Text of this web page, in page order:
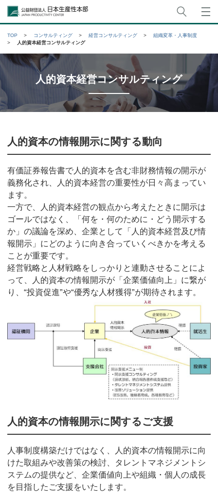
公益財団法人日本生産性本部
TOP コンサルティング 経営コンサルティング
組織変革・人事制度
人的資本経営コンサルティング
人的資本経営コンサルティング
人的資本の情報開示に関する動向
有価証券報告書で人的資本を含む非財務情報の開示が
義務化され、人的資本経営の重要性が日々高まってい
ます。
一方で、人的資本経営の観点から考えたときに開示は
ゴールではなく、「何を・何のために・どう開示する
か」の議論を深め、企業として「人的資本経営及び情
報開示」にどのように向き合っていくべきかを考える
ことが重要です。
経営戦略と人材戦略をしっかりと連動させることによ
って、人的資本の情報開示が「企業価値向上」に繋が
り、“投資促進”や“優秀な人材獲得”が期待されます。
人的資本の情報開示に関するご支援
人事制度構築だけではなく、人的資本の情報開示に向
けた取組みや改善策の検討、タレントマネジメントシ
ステムの提供など、企業価値向上や組織・個人の成長
を目指したご支援をいたします。